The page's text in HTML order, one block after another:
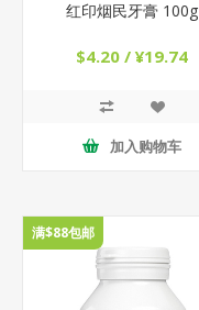
红印烟民牙膏 100g
$4.20 / ¥19.74
加入购物车
满$88包邮